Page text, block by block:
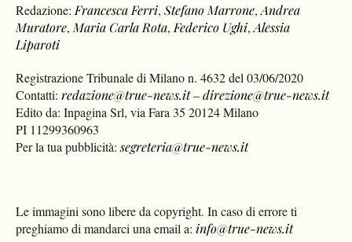
Redazione: Francesca Ferri,Stefano Marrone,Andrea
Muratore, Maria Carla Rota, Federico Ughi,Alessia
Liparoti
Registrazione Tribunale di Milano n. 4632 del 03/06/2020
Contatti:redazione@true-news.it–direzione@true-news.it
Edito da: Inpagina Srl, via Fara 35 20124 Milano
PI 11299360963
Per la tua pubblicità:segreteria@true-news.it
Le immagini sono libere da copyright. In caso di errore ti
preghiamo di mandarci una email a: info@true-news.it